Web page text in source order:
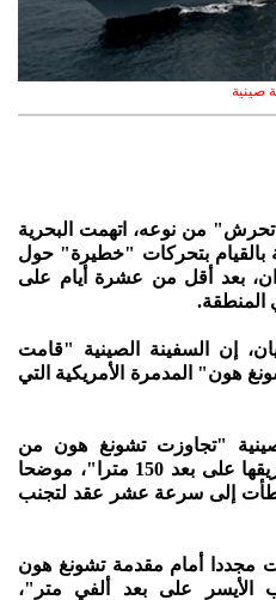
صينية
من نوعه، اتهمت البحرية
بالقيام بتحركات "خطيرة" حول
بعد أقل من عشرة أيام على
المنطقة.
إن السفينة الصينية "قامت
هون" المدمرة الأمريكية التي
"تجاوزت تشونغ هون من
الجانب الأيسر، ثم اعترضت طريقها على بعد 150 مترا"، موضحا
إلى سرعة عشر عقد لتجنب
مجددا أمام مقدمة تشونغ هون
الأيسر على بعد ألفي متر"،